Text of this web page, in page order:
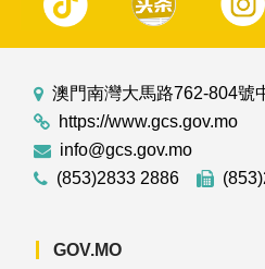
澳門南灣大馬路762-804號
https://www.gcs.gov.mo
info@gcs.gov.mo
(853)2833 2886
GOV.MO